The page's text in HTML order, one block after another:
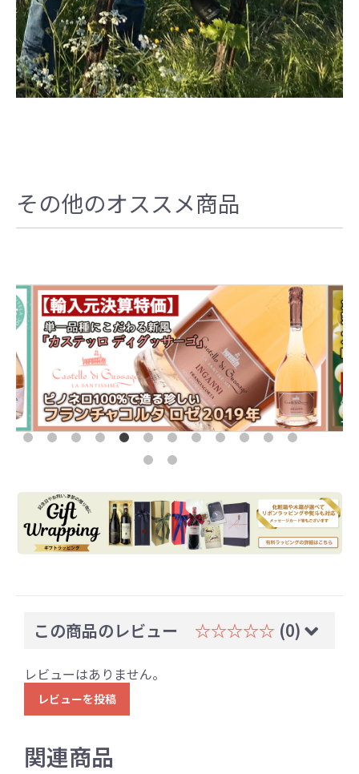
その他のオススメ商品
この商品のレビュー ☆☆☆☆☆ (0)
レビューはありません。
レビューを投稿
関連商品